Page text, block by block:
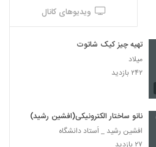
ویدیوهای کانال
تهیه چیز کیک شاتوت
میلاد
۲۴۲ بازدید
نانو ساختار الکترونیکی(افشین رشید)
افشین رشید _ اُستاد دانشگاه
۲۷ بازدید